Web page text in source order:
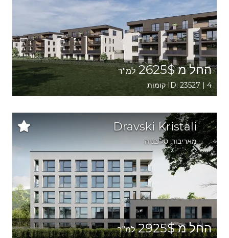
החל מ 2625$ למ"ר
ID: 23527 | 4 קומות
Dravski Kristali
מאריבור, סלובניה
החל מ 2925$ למ"ר